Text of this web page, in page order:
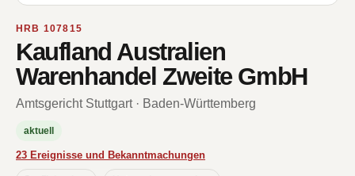
HRB 107815
Kaufland Australien
Warenhandel Zweite GmbH
Amtsgericht Stuttgart · Baden-Württemberg
aktuell
23 Ereignisse und Bekanntmachungen